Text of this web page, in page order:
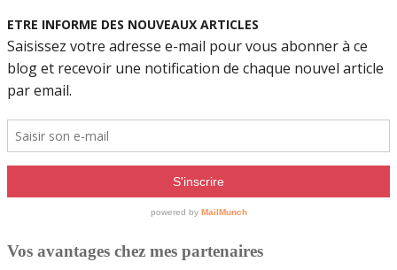
Vos avantages chez mes partenaires